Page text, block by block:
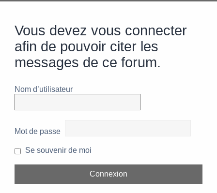
Vous devez vous connecter
afin de pouvoir citer les
messages de ce forum.
Nom d’utilisateur
Mot de passe
Se souvenir de moi